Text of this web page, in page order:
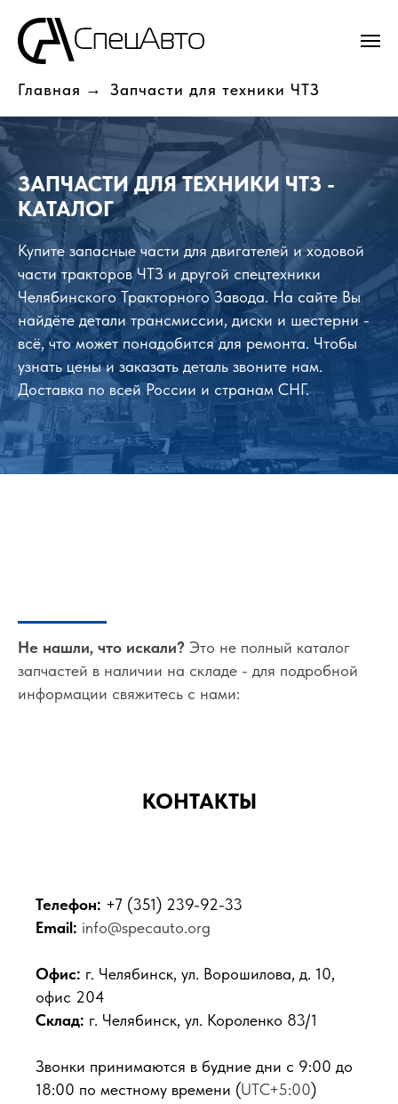
Главная → Запчасти для техники ЧТЗ
ЗАПЧАСТИ ДЛЯ ТЕХНИКИ ЧТЗ -
КАТАЛОГ
Купите запасные части для двигателей и ходовой
части тракторов ЧТЗ и другой спецтехники
Челябинского Тракторного Завода. На сайте Вы
найдёте детали трансмиссии, диски и шестерни -
всё, что может понадобится для ремонта. Чтобы
узнать цены и заказать деталь звоните нам.
Доставка по всей России и странам СНГ.
Не нашли, что искали? Это не полный каталог
запчастей в наличии на складе - для подробной
информации свяжитесь с нами:
КОНТАКТЫ
Телефон: +7 (351) 239-92-33
Email: info@specauto.org
Офис: г. Челябинск, ул. Ворошилова, д. 10,
офис 204
Склад: г. Челябинск, ул. Короленко 83/1
Звонки принимаются в будние дни с 9:00 до
18:00 по местному времени (UTC+5:00)